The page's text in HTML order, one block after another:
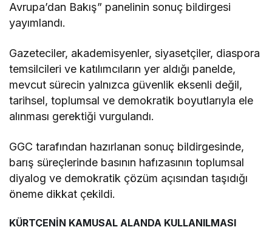
Avrupa’dan Bakış” panelinin sonuç bildirgesi
yayımlandı.
Gazeteciler, akademisyenler, siyasetçiler, diaspora
temsilcileri ve katılımcıların yer aldığı panelde,
mevcut sürecin yalnızca güvenlik eksenli değil,
tarihsel, toplumsal ve demokratik boyutlarıyla ele
alınması gerektiği vurgulandı.
GGC tarafından hazırlanan sonuç bildirgesinde,
barış süreçlerinde basının hafızasının toplumsal
diyalog ve demokratik çözüm açısından taşıdığı
öneme dikkat çekildi.
KÜRTÇENİN KAMUSAL ALANDA KULLANILMASI